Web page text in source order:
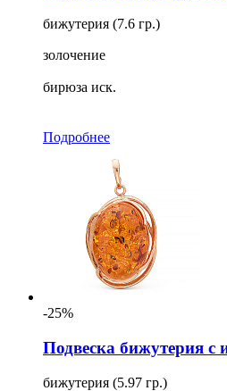
бижутерия (7.6 гр.)
золочение
бирюза иск.
Подробнее
-25%
Подвеска бижутерия с
бижутерия (5.97 гр.)